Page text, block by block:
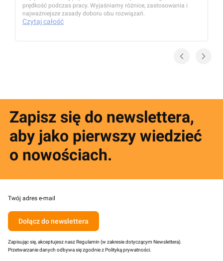
prędkość podczas pracy. Wyjaśniamy różnice, zastosowania i
najważniejsze zasady doboru obu rozwiązań.
Czytaj całość
Zapisz się do newslettera,
aby jako pierwszy wiedzieć
o nowościach.
Twój adres e-mail
Dołącz do newslettera
Zapisując się, akceptujesz nasz Regulamin (w zakresie dotyczącym Newslettera).
Przetwarzanie danych odbywa się zgodnie z Polityką prywatności.